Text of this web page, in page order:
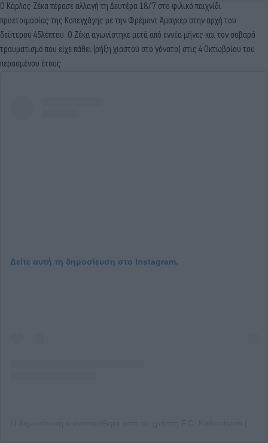
Ο Κάρλος Ζέκα πέρασε αλλαγή τη Δευτέρα 18/7 στο φιλικό παιχνίδι
προετοιμασίας της Κοπεγχάγης με την Φρέμοντ Άμαγκερ στην αρχή του
δεύτερου 45λέπτου. Ο Ζέκα αγωνίστηκε μετά από εννέα μήνες και τον σοβαρό
τραυματισμό που είχε πάθει (ρήξη χιαστού στο γόνατο) στις 4 Οκτωβρίου του
περασμένου έτους.
Δείτε αυτή τη δημοσίευση στο Instagram.